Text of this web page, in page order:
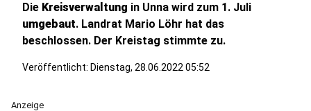
Die Kreisverwaltung in Unna wird zum 1. Juli
umgebaut. Landrat Mario Löhr hat das
beschlossen. Der Kreistag stimmte zu.
Veröffentlicht: Dienstag, 28.06.2022 05:52
Anzeige